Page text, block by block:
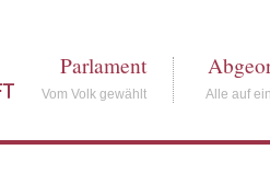
Parlament
Vom Volk gewählt Alle auf